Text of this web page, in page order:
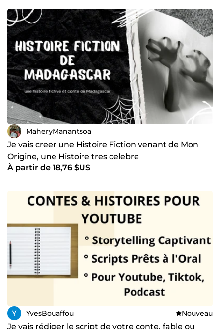
MaheryManantsoa
Je vais creer une Histoire Fiction venant de Mon
Origine, une Histoire tres celebre
À partir de 18,76 $US
YvesBouaffou Nouveau
Je vais rédiger le script de votre conte, fable ou